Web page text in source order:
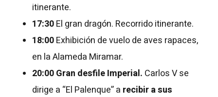
itinerante.
17:30El gran dragón. Recorrido itinerante.
18:00Exhibición de vuelo de aves rapaces,
en la Alameda Miramar.
20:00Gran desfile Imperial. Carlos V se
dirige a “El Palenque” a recibir a sus